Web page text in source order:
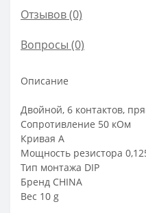
Отзывов (0)
Вопросы (0)
Описание
Двойной, 6 контактов,
Сопротивление 50 кОм
Кривая A
Мощность резистора
Тип монтажа DIP
Бренд CHINA
Вес 10 g